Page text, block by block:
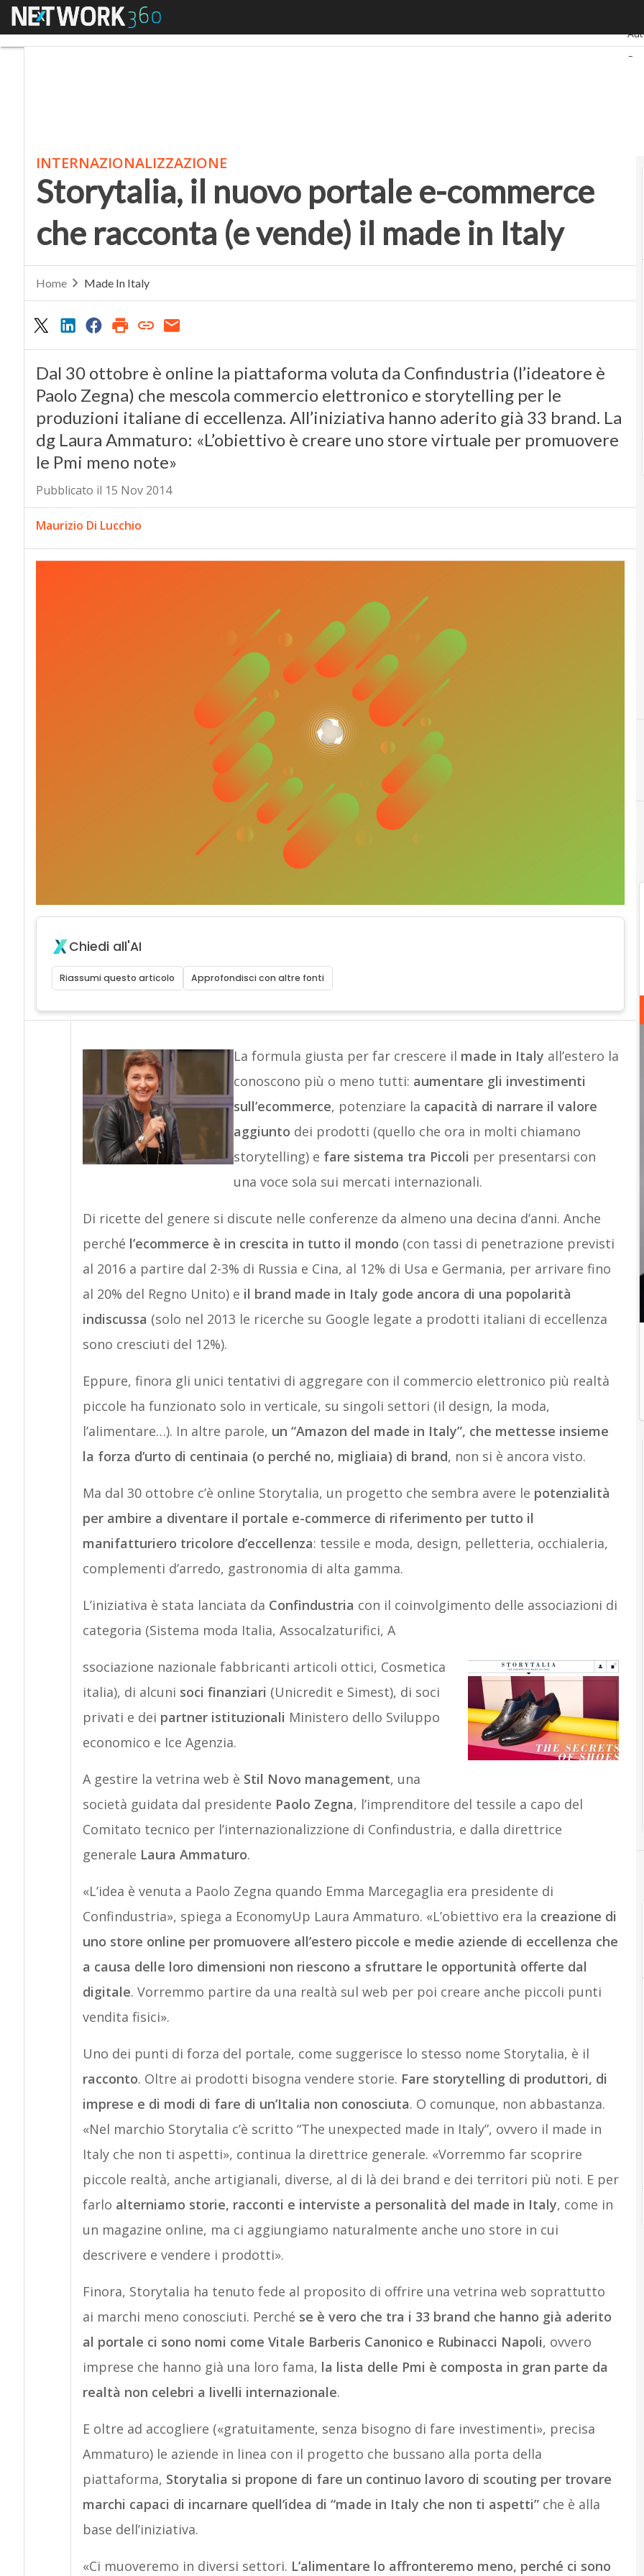
Menu
INTERNAZIONALIZZAZIONE
Storytalia, il nuovo portale e-commerce
che racconta (e vende) il made in Italy
Home Made In Italy
Dal 30 ottobre è online la piattaforma voluta da Confindustria (l’ideatore è
Paolo Zegna) che mescola commercio elettronico e storytelling per le
produzioni italiane di eccellenza. All’iniziativa hanno aderito già 33 brand. La
dg Laura Ammaturo: «L’obiettivo è creare uno store virtuale per promuovere
le Pmi meno note»
Pubblicato il 15 Nov 2014
Maurizio Di Lucchio
Chiedi all'AI
Riassumi questo articolo Approfondisci con altre fonti
La formula giusta per far crescere il made in Italy all’estero la
conoscono più o meno tutti: aumentare gli investimenti
sull’ecommerce, potenziare la capacità di narrare il valore
aggiunto dei prodotti (quello che ora in molti chiamano
storytelling) e fare sistema tra Piccoli per presentarsi con
una voce sola sui mercati internazionali.
Di ricette del genere si discute nelle conferenze da almeno una decina d’anni. Anche
perché l’ecommerce è in crescita in tutto il mondo (con tassi di penetrazione previsti
al 2016 a partire dal 2-3% di Russia e Cina, al 12% di Usa e Germania, per arrivare fino
al 20% del Regno Unito) e il brand made in Italy gode ancora di una popolarità
indiscussa (solo nel 2013 le ricerche su Google legate a prodotti italiani di eccellenza
sono cresciuti del 12%).
Eppure, finora gli unici tentativi di aggregare con il commercio elettronico più realtà
piccole ha funzionato solo in verticale, su singoli settori (il design, la moda,
l’alimentare…). In altre parole, un “Amazon del made in Italy”, che mettesse insieme
la forza d’urto di centinaia (o perché no, migliaia) di brand, non si è ancora visto.
Ma dal 30 ottobre c’è online Storytalia, un progetto che sembra avere le potenzialità
per ambire a diventare il portale e-commerce di riferimento per tutto il
manifatturiero tricolore d’eccellenza: tessile e moda, design, pelletteria, occhialeria,
complementi d’arredo, gastronomia di alta gamma.
L’iniziativa è stata lanciata da Confindustria con il coinvolgimento delle associazioni di
categoria (Sistema moda Italia, Assocalzaturifici, A
ssociazione nazionale fabbricanti articoli ottici, Cosmetica
italia), di alcuni soci finanziari (Unicredit e Simest), di soci
privati e dei partner istituzionali Ministero dello Sviluppo
economico e Ice Agenzia.
A gestire la vetrina web è Stil Novo management, una
società guidata dal presidente Paolo Zegna, l’imprenditore del tessile a capo del
Comitato tecnico per l’internazionalizzione di Confindustria, e dalla direttrice
generale Laura Ammaturo.
«L’idea è venuta a Paolo Zegna quando Emma Marcegaglia era presidente di
Confindustria», spiega a EconomyUp Laura Ammaturo. «L’obiettivo era la creazione di
uno store online per promuovere all’estero piccole e medie aziende di eccellenza che
a causa delle loro dimensioni non riescono a sfruttare le opportunità offerte dal
digitale. Vorremmo partire da una realtà sul web per poi creare anche piccoli punti
vendita fisici».
Uno dei punti di forza del portale, come suggerisce lo stesso nome Storytalia, è il
racconto. Oltre ai prodotti bisogna vendere storie. Fare storytelling di produttori, di
imprese e di modi di fare di un’Italia non conosciuta. O comunque, non abbastanza.
«Nel marchio Storytalia c’è scritto “The unexpected made in Italy”, ovvero il made in
Italy che non ti aspetti», continua la direttrice generale. «Vorremmo far scoprire
piccole realtà, anche artigianali, diverse, al di là dei brand e dei territori più noti. E per
farlo alterniamo storie, racconti e interviste a personalità del made in Italy, come in
un magazine online, ma ci aggiungiamo naturalmente anche uno store in cui
descrivere e vendere i prodotti».
Finora, Storytalia ha tenuto fede al proposito di offrire una vetrina web soprattutto
ai marchi meno conosciuti. Perché se è vero che tra i 33 brand che hanno già aderito
al portale ci sono nomi come Vitale Barberis Canonico e Rubinacci Napoli, ovvero
imprese che hanno già una loro fama, la lista delle Pmi è composta in gran parte da
realtà non celebri a livelli internazionale.
E oltre ad accogliere («gratuitamente, senza bisogno di fare investimenti», precisa
Ammaturo) le aziende in linea con il progetto che bussano alla porta della
piattaforma, Storytalia si propone di fare un continuo lavoro di scouting per trovare
marchi capaci di incarnare quell’idea di “made in Italy che non ti aspetti” che è alla
base dell’iniziativa.
«Ci muoveremo in diversi settori. L’alimentare lo affronteremo meno, perché ci sono